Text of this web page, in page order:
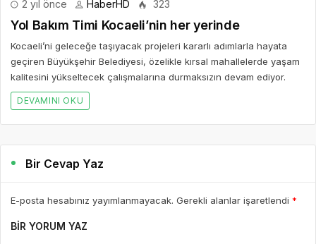
2 yıl önce HaberHD 323
Yol Bakım Timi Kocaeli’nin her yerinde
Kocaeli’ni geleceğe taşıyacak projeleri kararlı adımlarla hayata
geçiren Büyükşehir Belediyesi, özelikle kırsal mahallelerde yaşam
kalitesini yükseltecek çalışmalarına durmaksızın devam ediyor.
DEVAMINI OKU
Bir Cevap Yaz
E-posta hesabınız yayımlanmayacak. Gerekli alanlar işaretlendi *
BIR YORUM YAZ